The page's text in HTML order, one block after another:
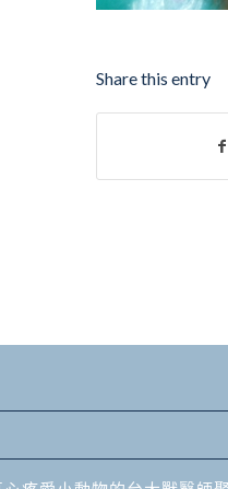
Share this entry